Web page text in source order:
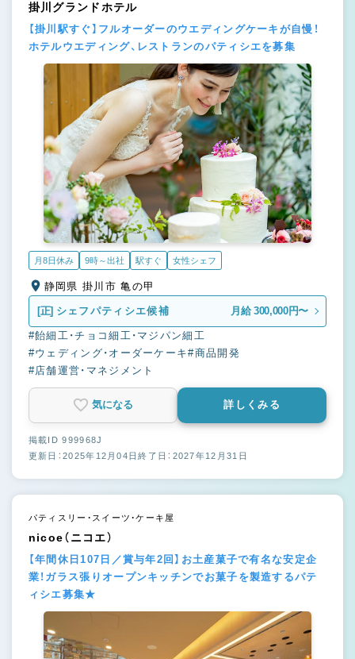
掛川グランドホテル
【掛川駅すぐ】フルオーダーのウエディングケーキが自慢！
ホテルウエディング、レストランのパティシエを募集
月8日休み 9時～出社 駅すぐ 女性シェフ
静岡県 掛川市 亀の甲
[正] シェフパティシエ候補 月給 300,000円〜
#飴細工・チョコ細工・マジパン細工
#ウェディング・オーダーケーキ#商品開発
#店舗運営・マネジメント
気になる 詳しくみる
掲載ID 999968J
更新日：2025年12月04日終了日：2027年12月31日
パティスリー・スイーツ・ケーキ屋
nicoe（ニコエ）
【年間休日107日／賞与年2回】お土産菓子で有名な安定企
業！ガラス張りオープンキッチンでお菓子を製造するパテ
ィシエ募集★